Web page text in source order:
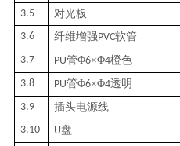
3.5
对光板
3.6
纤维增强PVC软管
3.7
PU管Φ6×Φ4橙色
3.8
PU管Φ6×Φ4透明
3.9
插头电源线
3.10
U盘